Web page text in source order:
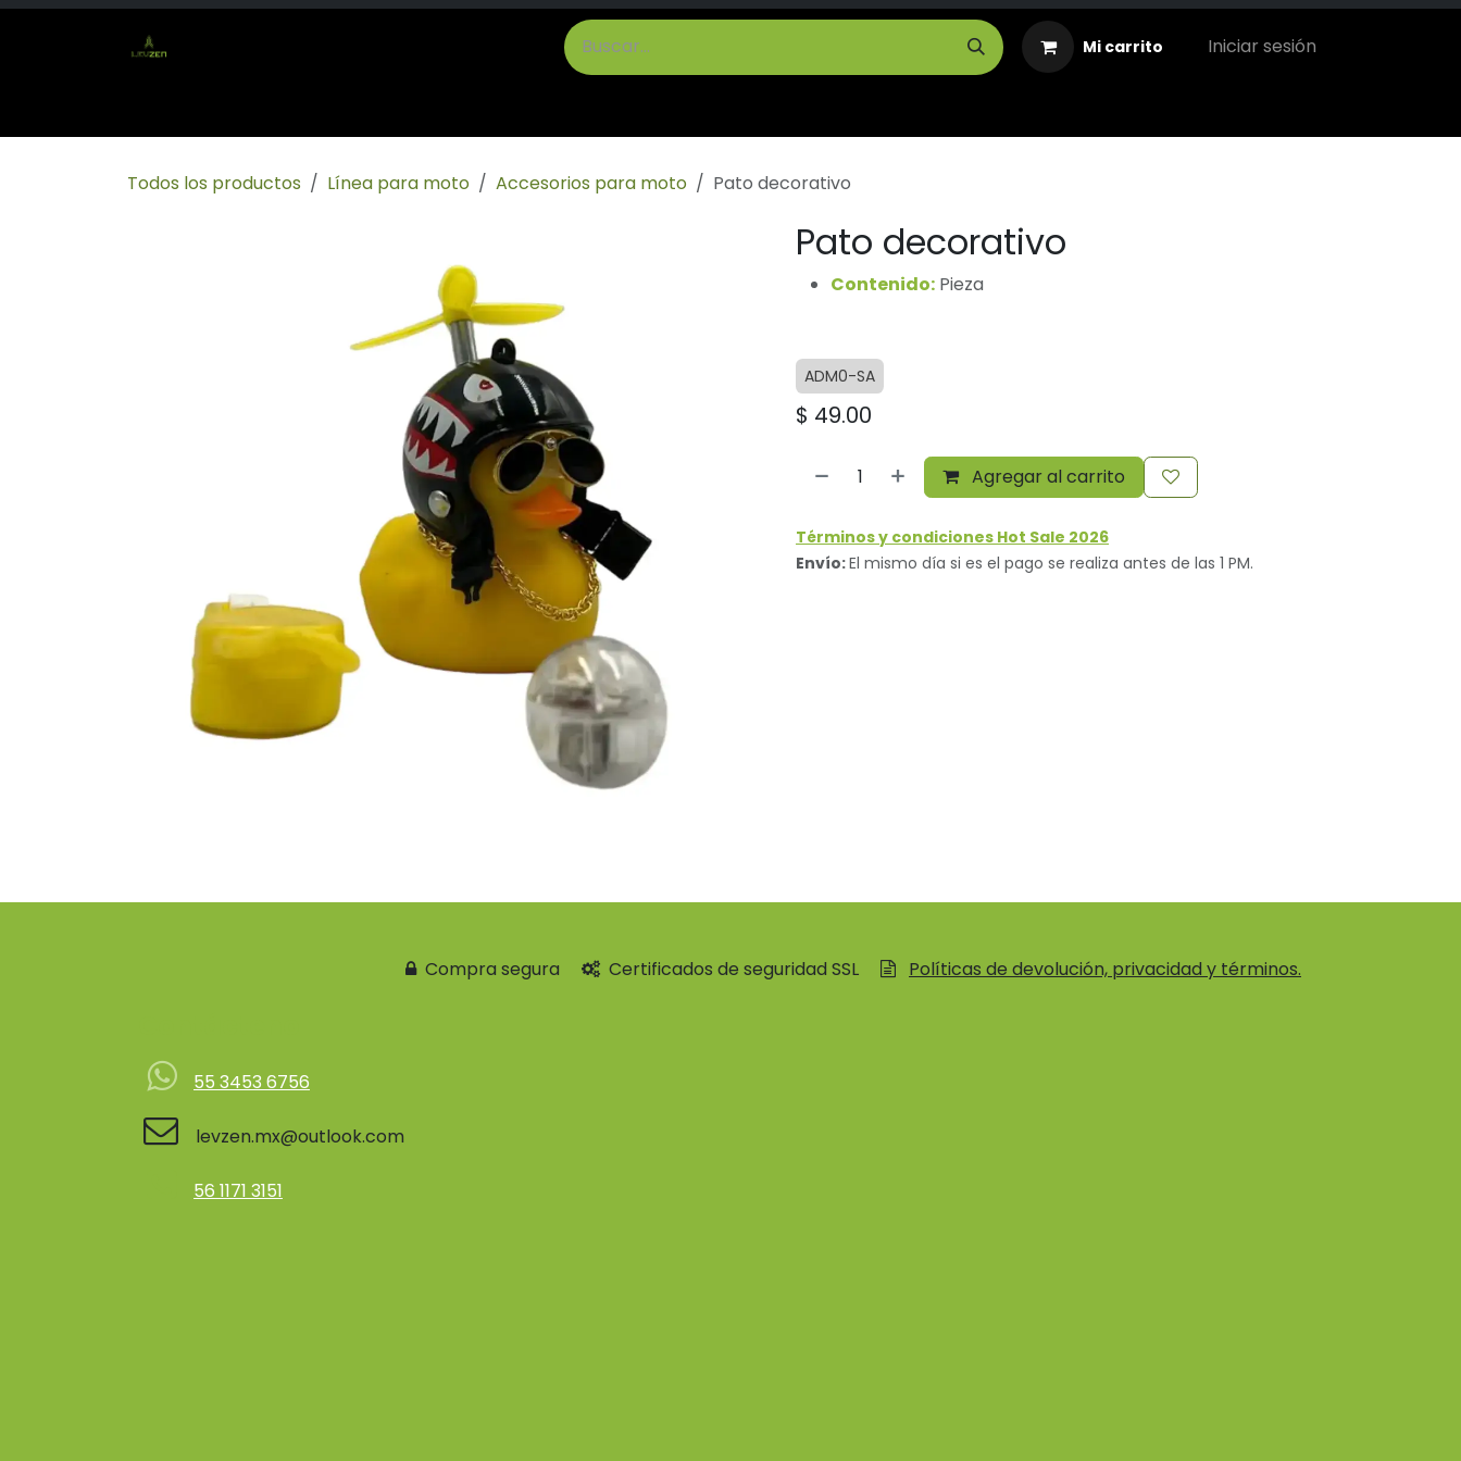
Ir al contenido
Mi carrito Iniciar sesión
Todos los productos Línea para moto Accesorios para moto Pato decorativo
Pato decorativo
Contenido: Pieza
ADM0-SA
$ 49.00
Agregar al carrito
Términos y condiciones Hot Sale 2026
Envío:El mismo día si es el pago se realiza antes de las 1 PM.
Compra segura Certificados de seguridad SSL Políticas de devolución, privacidad y términos.
55 3453 6756
levzen.mx@outlook.com
56 1171 3151